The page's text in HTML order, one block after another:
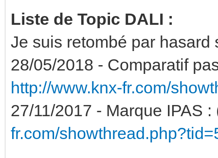
Liste de Topic DALI :
Je suis retombé par hasard
28/05/2018 - Comparatif
http://www.knx-fr.com/
27/11/2017 - Marque IPAS :
fr.com/